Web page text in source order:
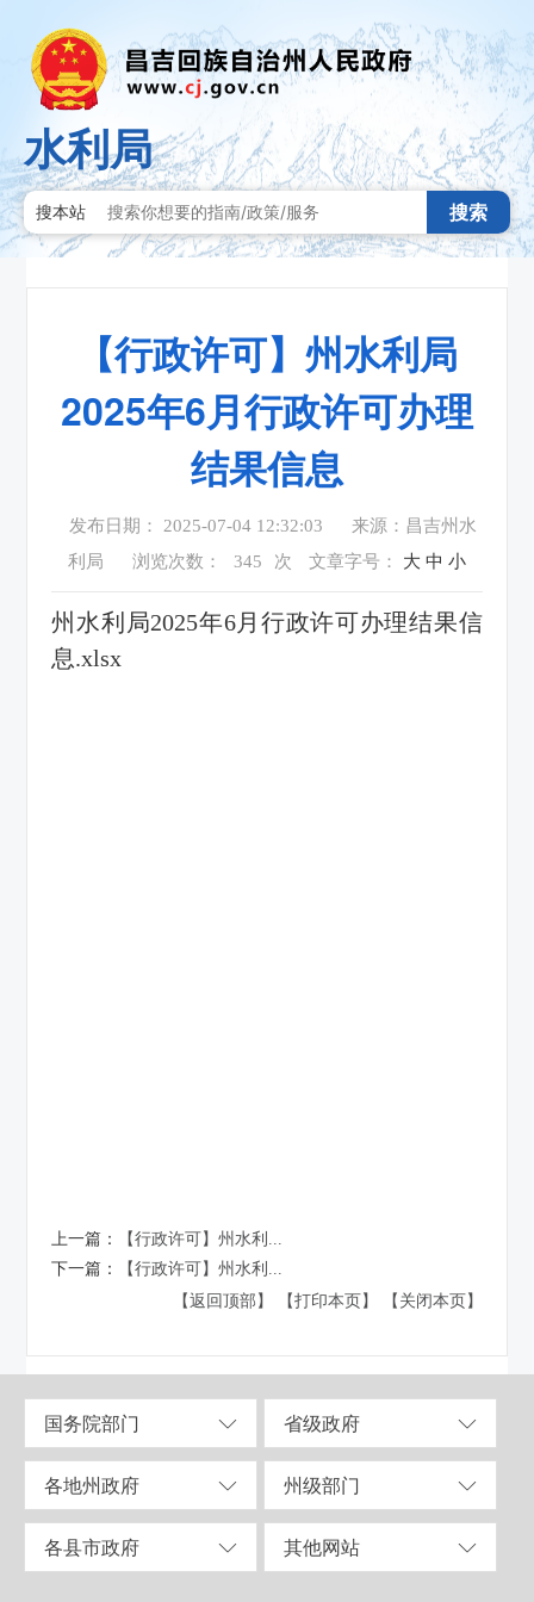
水利局
搜本站 搜索
【行政许可】州水利局
2025年6月行政许可办理
结果信息
发布日期： 2025-07-04 12:32:03
来源：昌吉州水
利局
浏览次数： 345 次 文章字号： 大 中 小
州水利局2025年6月行政许可办理结果信
息.xlsx
上一篇：
【行政许可】州水利...
下一篇：
【行政许可】州水利...
【返回顶部】
【打印本页】 【关闭本页】
国务院部门 省级政府
各地州政府 州级部门
各县市政府 其他网站